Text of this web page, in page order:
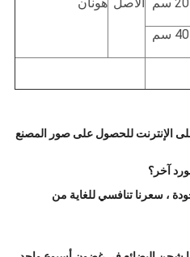
30 سم ، 35 سم ، 40 سم
الإنترنت للحصول على صور المصنع
، سعرنا تنافسي للغاية من